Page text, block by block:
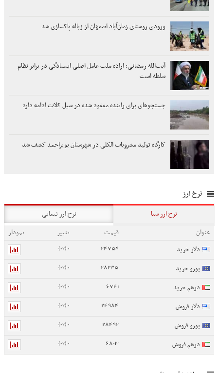
ورودی روستای زمان‌آباد اصفهان از زباله پاکسازی شد
آیت‌الله رمضانی: اراده ملت عامل اصلی ایستادگی در برابر نظام
سلطه است
جستجوهای برای راننده مفقود شده در سیل کلات ادامه دارد
کارگاه تولید مشروبات الکلی در شهرستان بویراحمد کشف شد
نرخ ارز
نرخ ارز سنا
نرخ ارز نیمایی
عنوان
قیمت تغییر
نمودار
دلار خرید
24759
0 (0%)
یورو خرید 28235
0 (0%)
درهم خرید 6741
0 (0%)
دلار فروش 24984
0 (0%)
یورو فروش 28492
0 (0%)
درهم فروش 6803
0 (0%)